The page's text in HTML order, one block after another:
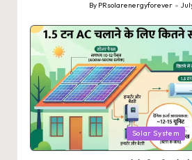
Posted
by
By PRsolarenergyforever
Posted
in
Solar System